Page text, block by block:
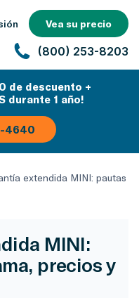
Vea su precio
(800) 253-8203
de descuento +
durante 1 año!
4640
extendida MINI: pautas
MINI:
precios y